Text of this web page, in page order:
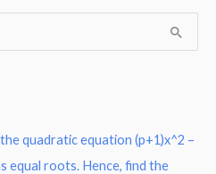
quadratic equation (p+1)x^2 –
equal roots. Hence, find the